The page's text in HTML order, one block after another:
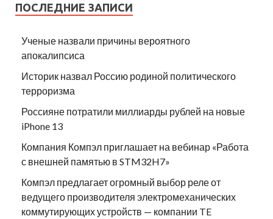
ПОСЛЕДНИЕ ЗАПИСИ
Ученые назвали причины вероятного
апокалипсиса
Историк назвал Россию родиной политического
терроризма
Россияне потратили миллиарды рублей на новые
iPhone 13
Компания Компэл приглашает на вебинар «Работа
с внешней памятью в STM32H7»
Компэл предлагает огромный выбор реле от
ведущего производителя электромеханических
коммутирующих устройств — компании TE